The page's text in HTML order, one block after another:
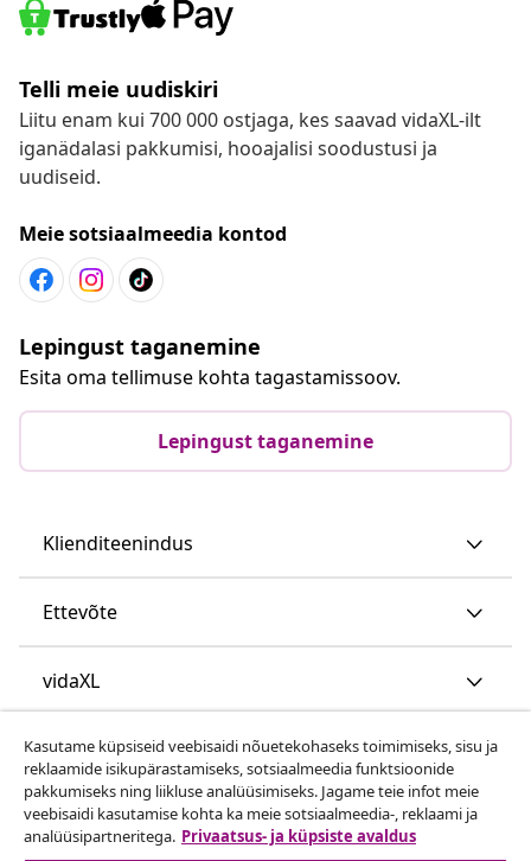
Telli meie uudiskiri
Liitu enam kui 700 000 ostjaga, kes saavad vidaXL-ilt
iganädalasi pakkumisi, hooajalisi soodustusi ja
uudiseid.
Meie sotsiaalmeedia kontod
Lepingust taganemine
Esita oma tellimuse kohta tagastamissoov.
Lepingust taganemine
Klienditeenindus
Ettevõte
vidaXL
Vaata rohkem
Kasutame küpsiseid veebisaidi nõuetekohaseks toimimiseks, sisu ja
reklaamide isikupärastamiseks, sotsiaalmeedia funktsioonide
pakkumiseks ning liikluse analüüsimiseks. Jagame teie infot meie
veebisaidi kasutamise kohta ka meie sotsiaalmeedia-, reklaami ja
analüüsipartneritega. Privaatsus- ja küpsiste avaldus